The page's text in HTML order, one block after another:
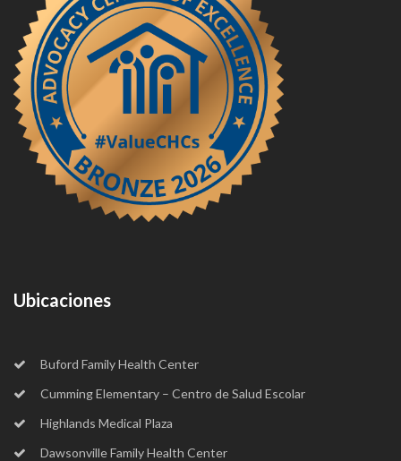
Ubicaciones
Buford Family Health Center
Cumming Elementary – Centro de Salud Escolar
Highlands Medical Plaza
Dawsonville Family Health Center